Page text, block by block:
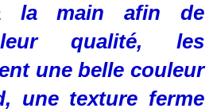
la main afin de
qualité, les
une belle couleur
une texture ferme